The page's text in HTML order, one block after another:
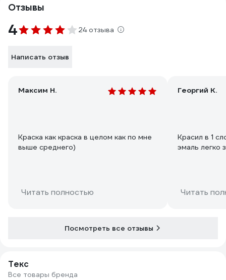
Отзывы
4 24 отзыва
Написать отзыв
Максим Н.
Краска как краска в целом как по мне
выше среднего)
Читать полностью
Георгий К.
Красил в 1
эмаль легко
Читать
Посмотреть все отзывы
Текс
Все товары бренда